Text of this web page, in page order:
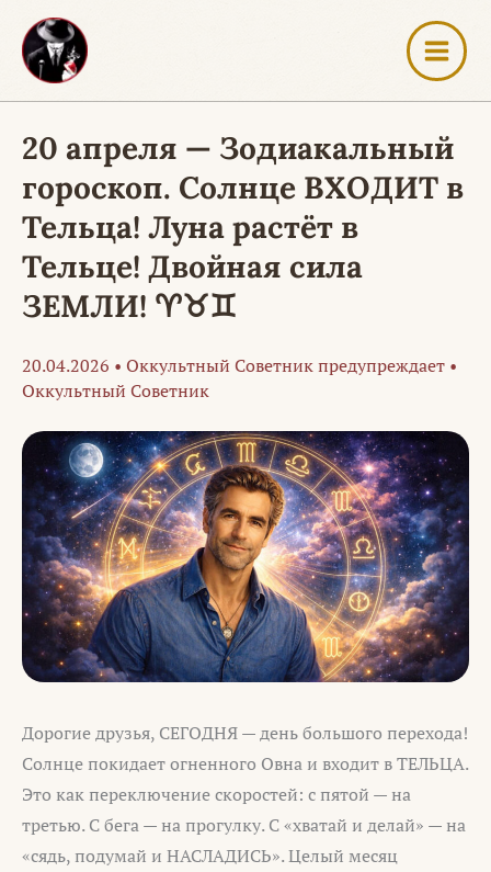
Перейти
содержимому
20 апреля — Зодиакальный
гороскоп. Солнце ВХОДИТ в
Тельца! Луна растёт в
Тельце! Двойная сила
ЗЕМЛИ! ♈♉♊
20.04.2026 • Оккультный Советник предупреждает •
Оккультный Советник
Дорогие друзья, СЕГОДНЯ — день большого перехода!
Солнце покидает огненного Овна и входит в ТЕЛЬЦА.
Это как переключение скоростей: с пятой — на
третью. С бега — на прогулку. С «хватай и делай» — на
«сядь, подумай и НАСЛАДИСЬ». Целый месяц